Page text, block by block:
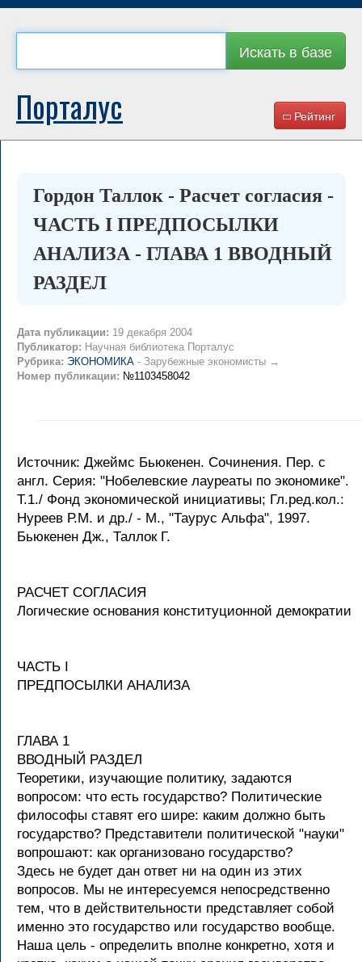
Искать в базе
Рейтинг
Порталус
Гордон Таллок - Расчет согласия -
ЧАСТЬ I ПРЕДПОСЫЛКИ
АНАЛИЗА - ГЛАВА 1 ВВОДНЫЙ
РАЗДЕЛ
Дата публикации: 19 декабря 2004
Публикатор: Научная библиотека Порталус
Рубрика: ЭКОНОМИКА - Зарубежные экономисты →
Номер публикации: №1103458042
Источник: Джеймс Бьюкенен. Сочинения. Пер. с
англ. Серия: "Нобелевские лауреаты по экономике".
Т.1./ Фонд экономической инициативы; Гл.ред.кол.:
Нуреев Р.М. и др./ - М., "Таурус Альфа", 1997.
Бьюкенен Дж., Таллок Г.
РАСЧЕТ СОГЛАСИЯ
Логические основания конституционной демократии
ЧАСТЬ I
ПРЕДПОСЫЛКИ АНАЛИЗА
ГЛАВА 1
ВВОДНЫЙ РАЗДЕЛ
Теоретики, изучающие политику, задаются
вопросом: что есть государство? Политические
философы ставят его шире: каким должно быть
государство? Представители политической "науки"
вопрошают: как организовано государство?
Здесь не будет дан ответ ни на один из этих
вопросов. Мы не интересуемся непосредственно
тем, что в действительности представляет собой
именно это государство или государство вообще.
Наша цель - определить вполне конкретно, хотя и